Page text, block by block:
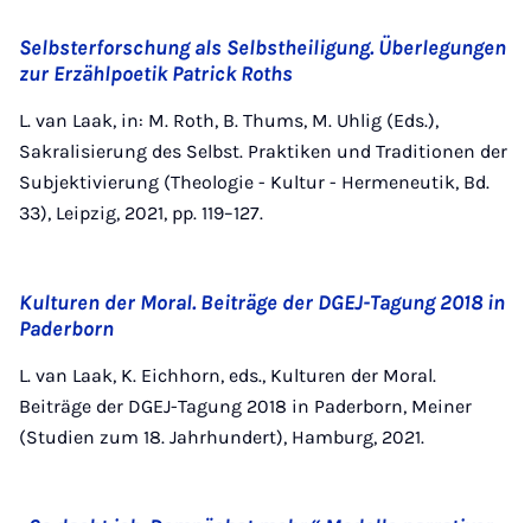
Selbsterforschung als Selbstheiligung. Überlegungen
zur Erzählpoetik Patrick Roths
L. van Laak, in: M. Roth, B. Thums, M. Uhlig (Eds.),
Sakralisierung des Selbst. Praktiken und Traditionen der
Subjektivierung (Theologie - Kultur - Hermeneutik, Bd.
33), Leipzig, 2021, pp. 119–127.
Kulturen der Moral. Beiträge der DGEJ-Tagung 2018 in
Paderborn
L. van Laak, K. Eichhorn, eds., Kulturen der Moral.
Beiträge der DGEJ-Tagung 2018 in Paderborn, Meiner
(Studien zum 18. Jahrhundert), Hamburg, 2021.